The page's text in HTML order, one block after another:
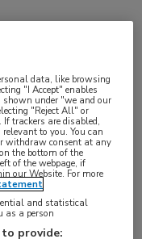
COPD. Dit
zo
data, like browsing
"I Accept" enables
shown under "we and our
"Reject All" or
trackers are disabled,
to you. You can
withdraw consent at any
the bottom of the
of the webpage, if
our Website. For more
and statistical
as a person
provide: